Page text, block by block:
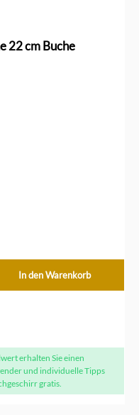
22 cm Buche
In den Warenkorb
erhalten Sie einen
und individuelle Tipps
gratis.